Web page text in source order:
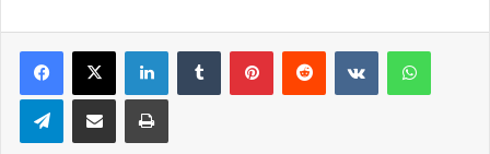
LinkedInTumblr PinterestReddit VKontakte
TelegramCompartir via correo electrónicoImpresión